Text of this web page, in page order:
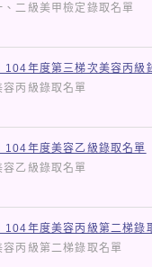
、二級美甲檢定錄取名單
104年度第三梯次美容丙級
容丙級錄取名單
104年度美容乙級錄取名單
容乙級錄取名單
104年度美容丙級第二梯錄
容丙級第二梯錄取名單